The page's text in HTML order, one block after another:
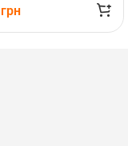
грн